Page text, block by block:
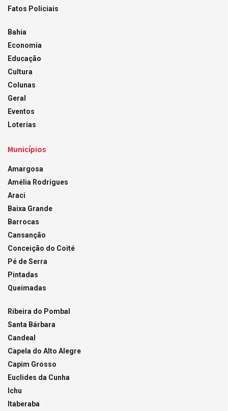
Fatos Policiais
Bahia
Economia
Educação
Cultura
Colunas
Geral
Eventos
Loterias
Municípios
Amargosa
Amélia Rodrigues
Araci
Baixa Grande
Barrocas
Cansanção
Conceição do Coité
Pé de Serra
Pintadas
Queimadas
Ribeira do Pombal
Santa Bárbara
Candeal
Capela do Alto Alegre
Capim Grosso
Euclides da Cunha
Ichu
Itaberaba